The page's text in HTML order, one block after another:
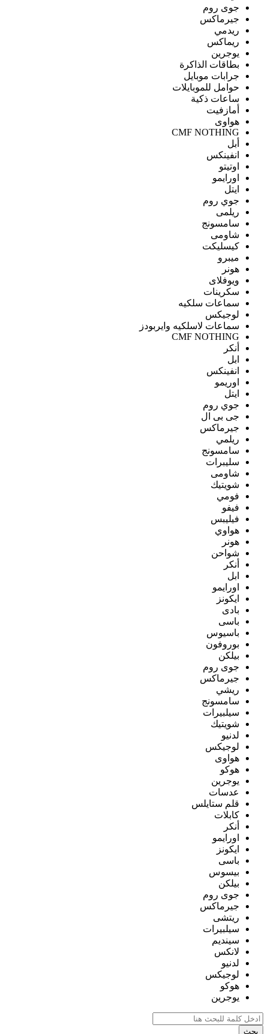
جوى روم
جيرماكس
ريدمي
ريماكس
يوجرين
بطاقات الذاكرة
جرابات موبايل
حوامل للموبايلات
ساعات ذكية
أمازفيت
هواوى
CMF NOTHING
أبل
انفينكس
اوتيتو
اورايمو
ايتل
جوي روم
ريلمى
سامسونج
شاومى
كيسليكت
ميبرو
هونر
ويوفلاى
سكرينات
سماعات سلكيه
لوجيكس
سماعات لاسلكيه وايربودز
CMF NOTHING
أنكر
ابل
انفينكس
اوريمو
ايتل
جوي روم
جى بى ال
جيرماكس
ريلمي
سامسونج
سليبرات
شاومى
شويتيك
فومي
فيفو
فيليبس
هواوي
هونر
شواحن
أنكر
ابل
اورايمو
ايكونز
بادى
باسى
باسيوس
بوروفون
بيلكن
جوى روم
جيرماكس
ريشي
سامسونج
سيلبيرات
شويتيك
لدنيو
لوجيكس
هواوى
هوكو
يوجرين
عدسات
قلم ستايلس
كابلات
أنكر
اورايمو
ايكونز
باسى
بيسوس
بيلكن
جوى روم
جيرماكس
ريتشى
سيلبيرات
سينديم
لانكس
لدنيو
لوجيكس
هوكو
يوجرين
بحث